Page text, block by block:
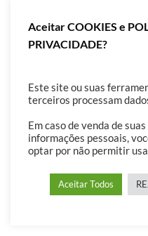
Aceitar COOKIES e
PRIVACIDADE?
Este site ou suas
terceiros processam
Em caso de venda de suas
informações pessoais,
optar por não permitir
Aceitar Todos